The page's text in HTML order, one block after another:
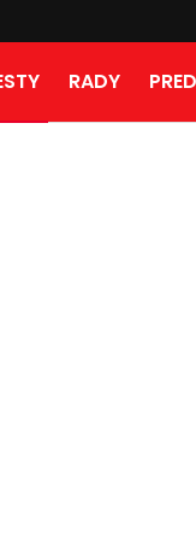
RADY